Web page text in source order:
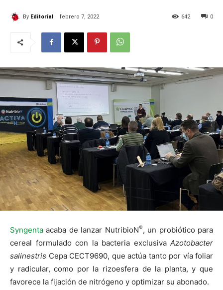
By Editorial febrero 7, 2022 0
642
Syngenta acaba de lanzar NutribioN®, un probiótico para
cereal formulado con la bacteria exclusiva Azotobacter
salinestris Cepa CECT9690, que actúa tanto por vía foliar
y radicular, como por la rizoesfera de la planta, y que
favorece la fijación de nitrógeno y optimizar su abonado.